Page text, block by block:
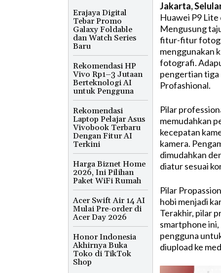
Erajaya Digital
Tebar Promo
Galaxy Foldable
dan Watch Series
Baru
Rekomendasi HP
Vivo Rp1–3 Jutaan
Berteknologi AI
untuk Pengguna
Rekomendasi
Laptop Pelajar Asus
Vivobook Terbaru
Dengan Fitur AI
Terkini
Harga Biznet Home
2026, Ini Pilihan
Paket WiFi Rumah
Acer Swift Air 14 AI
Mulai Pre-order di
Acer Day 2026
Honor Indonesia
Akhirnya Buka
Toko di TikTok
Shop
Jakarta,
Huawei P9 Lite
Mengusung
fitur-fitur
menggunakan
fotografi.
pengertian tiga
Profashional.
Pilar
memudahkan
kecepatan
kamera.
dimudahkan
diatur sesuai
Pilar
hobi menjadi
Terakhir, pilar
smartphone
pengguna
diupload ke